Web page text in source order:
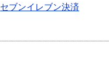
セブンイレブン決済